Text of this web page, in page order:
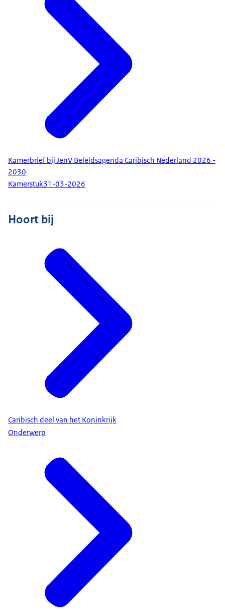
Kamerbrief bij JenV Beleidsagenda Caribisch Nederland 2026 -
2030
Kamerstuk31-03-2026
Hoort bij
Caribisch deel van het Koninkrijk
Onderwerp